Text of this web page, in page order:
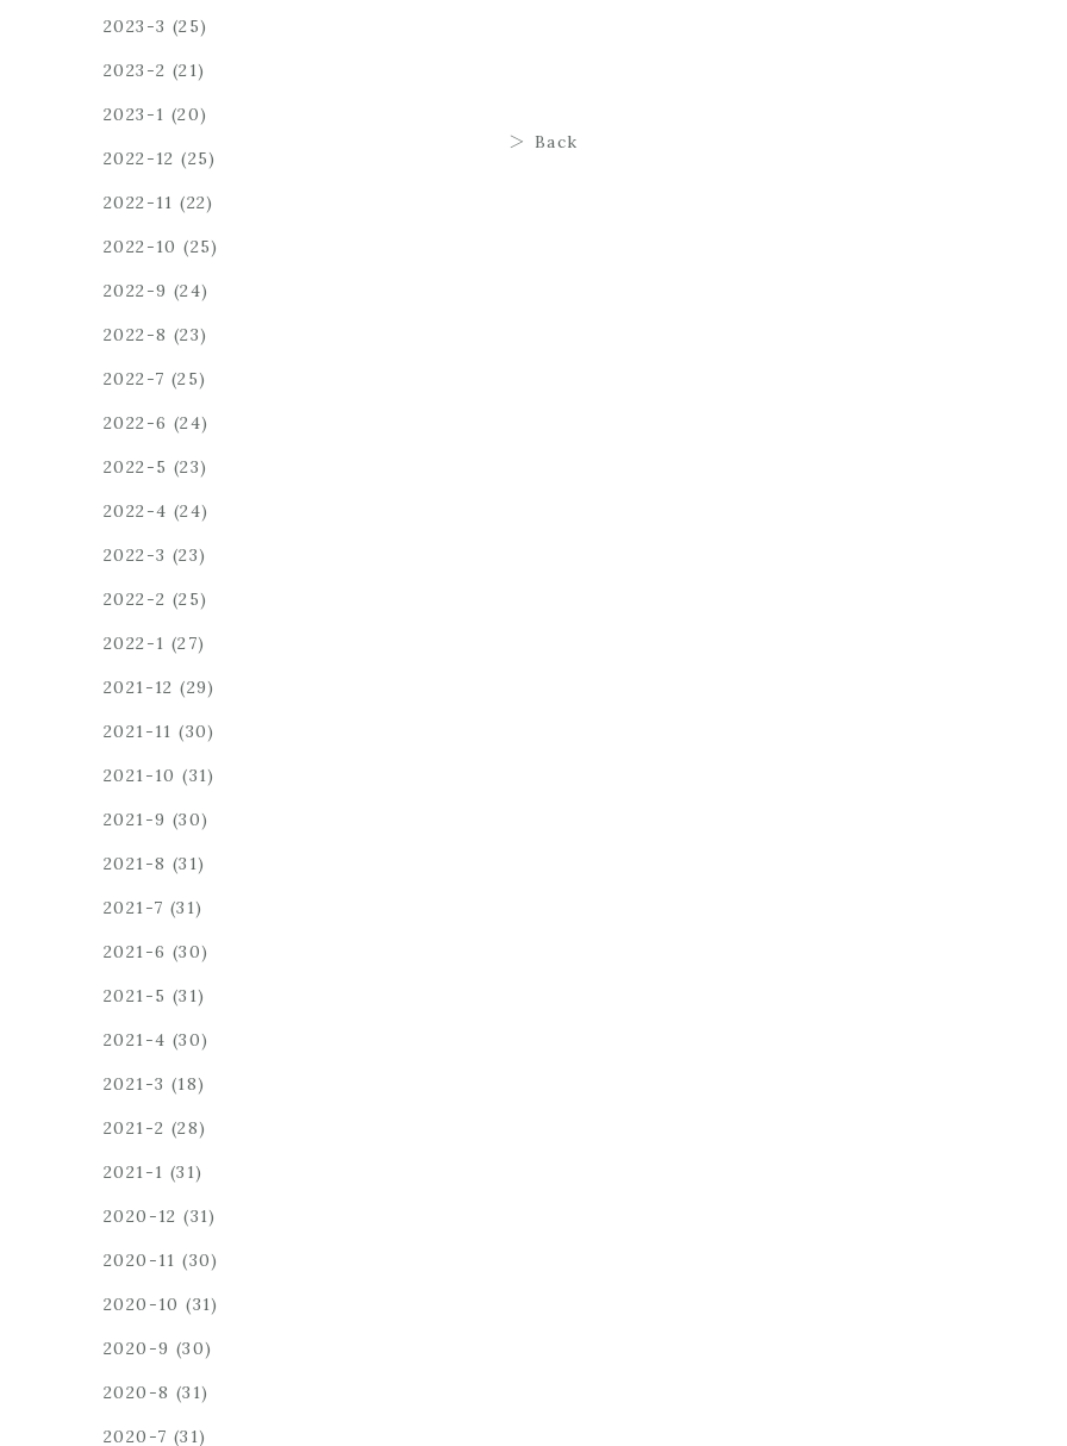
2023-3 (25)
2023-2 (21)
2023-1 (20)
2022-12 (25)
2022-11 (22)
2022-10 (25)
2022-9 (24)
2022-8 (23)
2022-7 (25)
2022-6 (24)
2022-5 (23)
2022-4 (24)
2022-3 (23)
2022-2 (25)
2022-1 (27)
2021-12 (29)
2021-11 (30)
2021-10 (31)
2021-9 (30)
2021-8 (31)
2021-7 (31)
2021-6 (30)
2021-5 (31)
2021-4 (30)
2021-3 (18)
2021-2 (28)
2021-1 (31)
2020-12 (31)
2020-11 (30)
2020-10 (31)
2020-9 (30)
2020-8 (31)
2020-7 (31)
Back